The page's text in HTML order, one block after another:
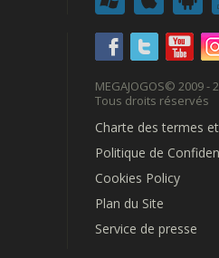
MEGAJOGOS© 2009 -
Tous droits réservés
Charte des termes
Politique de
Cookies Policy
Plan du Site
Service de presse